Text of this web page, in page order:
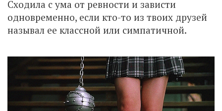
Сходила с ума от ревности и зависти
одновременно, если кто-то из твоих друзей
называл ее классной или симпатичной.